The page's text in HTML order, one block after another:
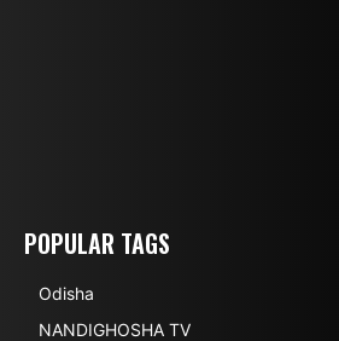
POPULAR TAGS
Odisha
NANDIGHOSHA TV